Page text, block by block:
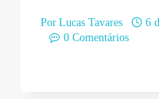
Por Lucas Tavares
6
0 Comentários